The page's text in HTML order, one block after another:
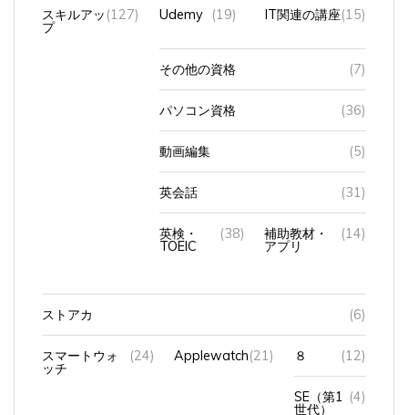
スキルアッ
プ
(127) Udemy (19) IT関連の講座(15)
その他の資格 (7)
パソコン資格 (36)
動画編集 (5)
英会話 (31)
英検・
TOEIC
(38) 補助教材・
アプリ
(14)
ストアカ (6)
スマートウォ
ッチ
(24) Applewatch(21) ８ (12)
SE（第1
世代）
(4)